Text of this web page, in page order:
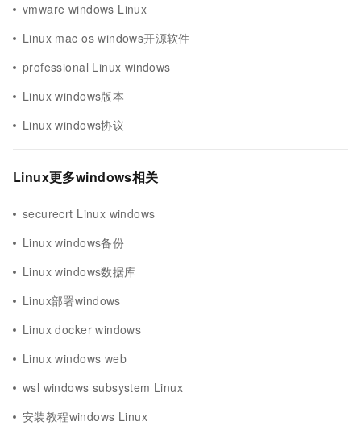
vmware windows Linux
Linux mac os windows开源软件
professional Linux windows
Linux windows版本
Linux windows协议
Linux更多windows相关
securecrt Linux windows
Linux windows备份
Linux windows数据库
Linux部署windows
Linux docker windows
Linux windows web
wsl windows subsystem Linux
安装教程windows Linux